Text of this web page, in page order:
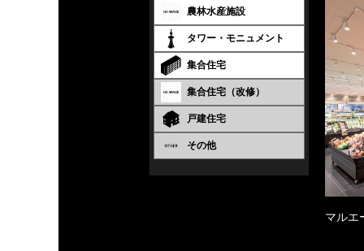
農林水産施設
タワー・モニュメント
集合住宅
集合住宅（改修）
戸建住宅
その他
マルエ